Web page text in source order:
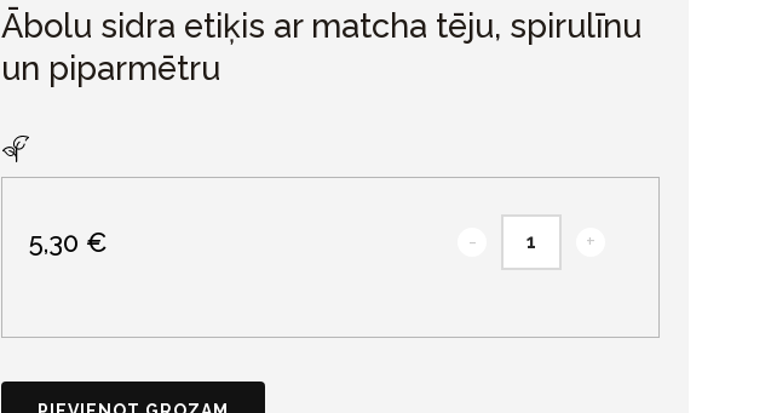
Ābolu sidra etiķis ar matcha tēju, spirulīnu
un piparmētru
5,30 € - +